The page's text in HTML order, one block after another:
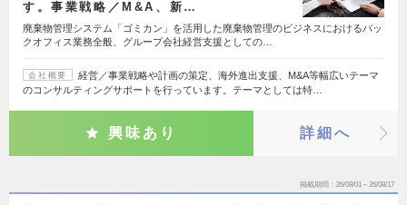
す。事業戦略／M&A、新…
廃棄物管理システム「ゴミカン」を活用した廃棄物管理のビジネスにおけるバッ
クオフィス業務全般、グループ会社経営支援としての…
会社概要
経営／事業戦略や計画の策定、海外進出支援、M&A等幅広いテーマ
のコンサルティングサポートを行っています。テーマとしては特…
興味あり 詳細へ
掲載期間 26/08/01～26/08/17